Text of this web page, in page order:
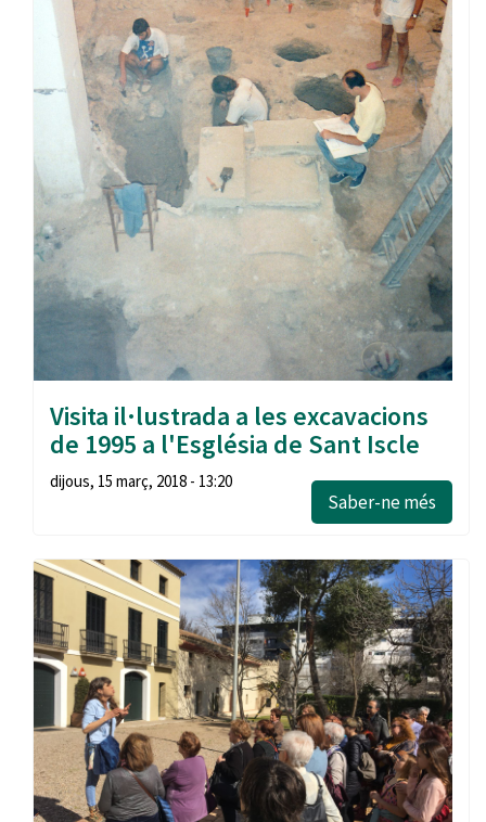
Visita il·lustrada a les excavacions
de 1995 a l'Església de Sant Iscle
dijous, 15 març, 2018 - 13:20
Saber-ne més